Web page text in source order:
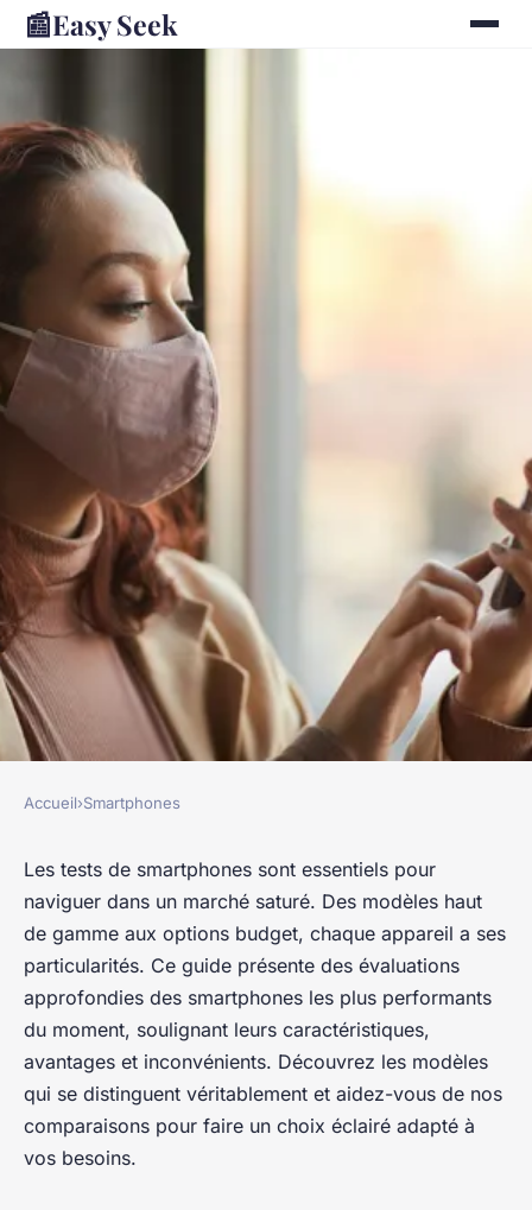
📰Easy Seek
SMARTPHONES
Tests de smartphones :
découvrez les meilleurs
modèles du moment
Laure•13 décembre 2024 •10 min de lecture
Accueil›Smartphones
Les tests de smartphones sont essentiels pour
naviguer dans un marché saturé. Des modèles haut
de gamme aux options budget, chaque appareil a ses
particularités. Ce guide présente des évaluations
approfondies des smartphones les plus performants
du moment, soulignant leurs caractéristiques,
avantages et inconvénients. Découvrez les modèles
qui se distinguent véritablement et aidez-vous de nos
comparaisons pour faire un choix éclairé adapté à
vos besoins.